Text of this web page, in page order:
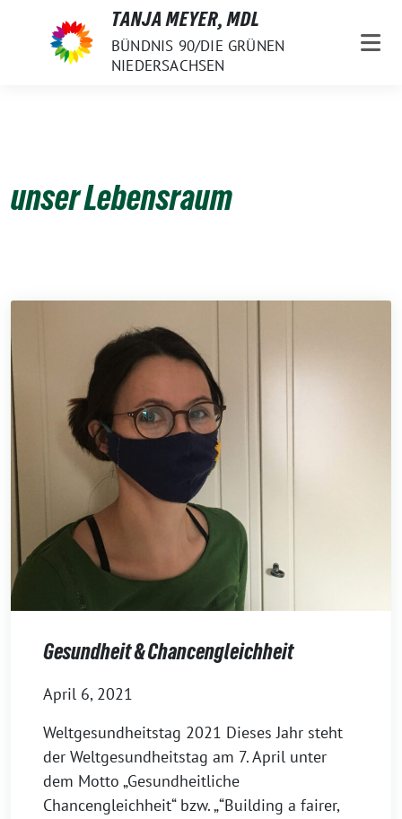
TANJA MEYER, MDL
BÜNDNIS 90/DIE GRÜNEN
NIEDERSACHSEN
unser Lebensraum
Gesundheit & Chancengleichheit
April 6, 2021
Weltgesundheitstag 2021 Dieses Jahr steht
der Weltgesundheitstag am 7. April unter
dem Motto „Gesundheitliche
Chancengleichheit“ bzw. „“Building a fairer,